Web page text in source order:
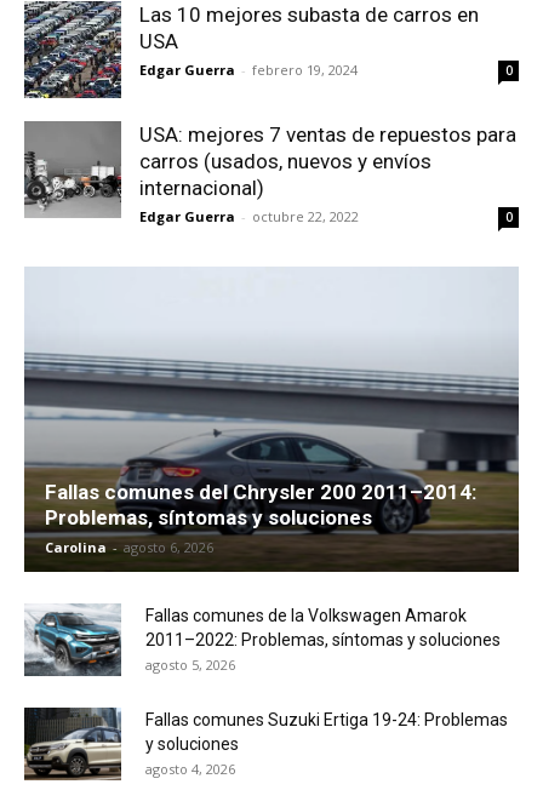
Las 10 mejores subasta de carros en
USA
Edgar Guerra - febrero 19, 2024 0
USA: mejores 7 ventas de repuestos para
carros (usados, nuevos y envíos
internacional)
Edgar Guerra - octubre 22, 2022 0
Fallas comunes del Chrysler 200 2011–2014:
Problemas, síntomas y soluciones
Carolina - agosto 6, 2026
Fallas comunes de la Volkswagen Amarok
2011–2022: Problemas, síntomas y soluciones
agosto 5, 2026
Fallas comunes Suzuki Ertiga 19-24: Problemas
y soluciones
agosto 4, 2026